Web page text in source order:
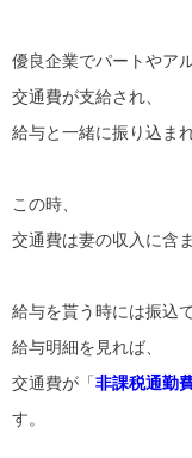
優良企業でパートやア
交通費が支給され、
給与と一緒に振り込ま
この時、
交通費は妻の収入に含
給与を貰う時には振込
給与明細を見れば、
交通費が「非課税通勤
す。